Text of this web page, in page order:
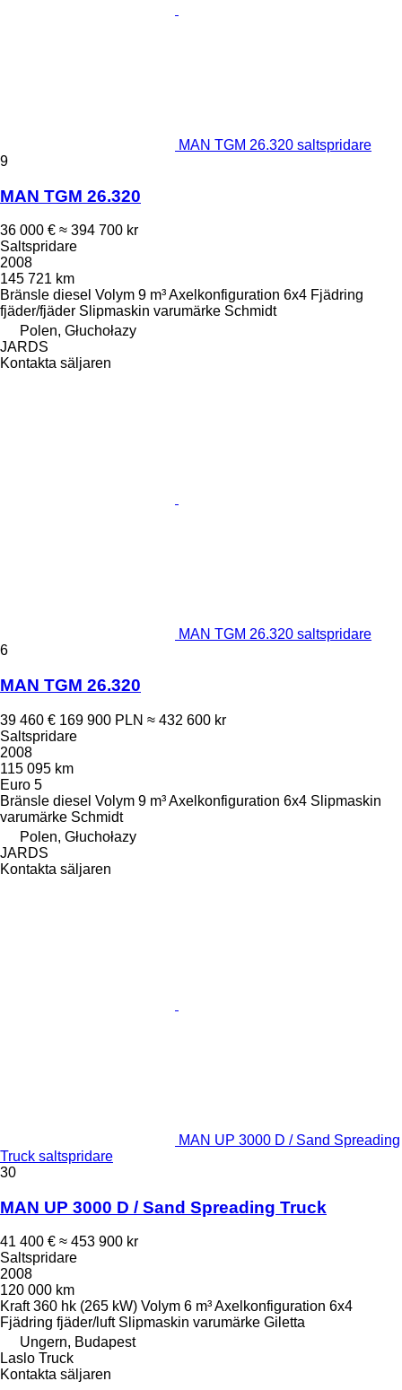
MAN TGM 26.320 saltspridare
9
MAN TGM 26.320
36 000 € ≈ 394 700 kr
Saltspridare
2008
145 721 km
Bränsle diesel Volym 9 m³Axelkonfiguration 6x4 Fjädring
fjäder/fjäder Slipmaskin varumärke Schmidt
Polen, Głuchołazy
JARDS
Kontakta säljaren
MAN TGM 26.320 saltspridare
6
MAN TGM 26.320
39 460 € 169 900 PLN ≈ 432 600 kr
Saltspridare
2008
115 095 km
Euro 5
Bränsle diesel Volym 9 m³Axelkonfiguration 6x4 Slipmaskin
varumärke Schmidt
Polen, Głuchołazy
JARDS
Kontakta säljaren
MAN UP 3000 D / Sand Spreading
Truck saltspridare
30
MAN UP 3000 D / Sand Spreading Truck
41 400 € ≈ 453 900 kr
Saltspridare
2008
120 000 km
Kraft 360 hk (265 kW) Volym 6 m³Axelkonfiguration 6x4
Fjädring fjäder/luft Slipmaskin varumärke Giletta
Ungern, Budapest
Laslo Truck
Kontakta säljaren